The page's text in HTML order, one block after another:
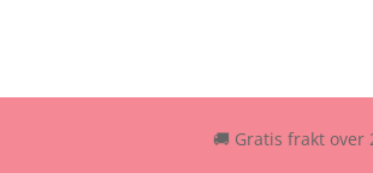
🚚 Gratis frakt over